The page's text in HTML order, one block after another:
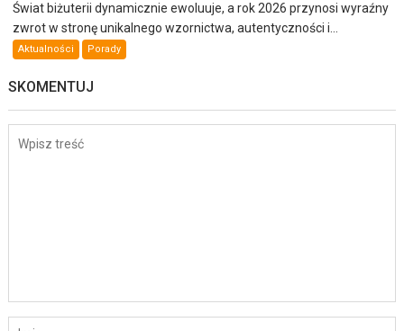
Świat biżuterii dynamicznie ewoluuje, a rok 2026 przynosi wyraźny
zwrot w stronę unikalnego wzornictwa, autentyczności i...
Aktualności Porady
SKOMENTUJ